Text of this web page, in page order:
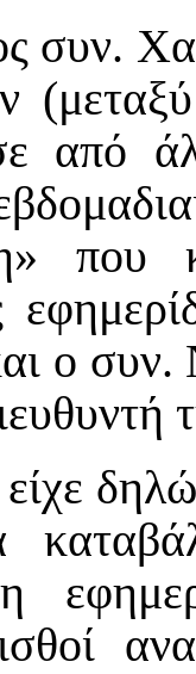
συν.
από
που
ο συν.
η